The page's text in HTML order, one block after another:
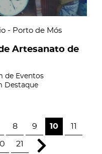
- Porto de Mós
Artesanato de
de Eventos
Destaque
8 9 10 11
21